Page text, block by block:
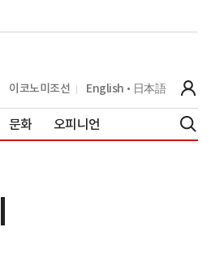
이코노미조선 English 日本語
문화 오피니언